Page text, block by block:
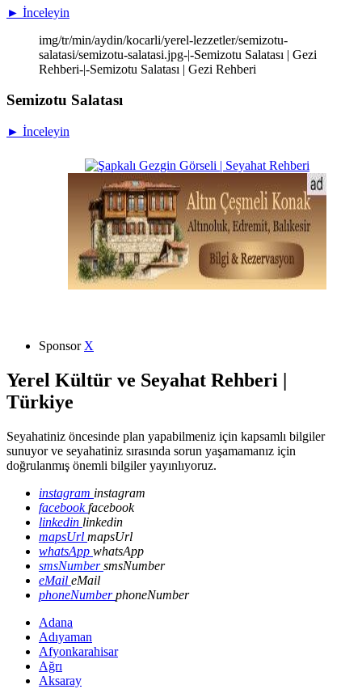
► İnceleyin
img/tr/min/aydin/kocarli/yerel-lezzetler/semizotu-
salatasi/semizotu-salatasi.jpg-|-Semizotu Salatası | Gezi
Rehberi-|-Semizotu Salatası | Gezi Rehberi
Semizotu Salatası
► İnceleyin
Sponsor X
Yerel Kültür ve Seyahat Rehberi |
Türkiye
Seyahatiniz öncesinde plan yapabilmeniz için kapsamlı bilgiler
sunuyor ve seyahatiniz sırasında sorun yaşamamanız için
doğrulanmış önemli bilgiler yayınlıyoruz.
instagram instagram
facebookfacebook
linkedin linkedin
mapsUrl mapsUrl
whatsApp whatsApp
smsNumbersmsNumber
eMail eMail
phoneNumberphoneNumber
Adana
Adıyaman
Afyonkarahisar
Ağrı
Aksaray